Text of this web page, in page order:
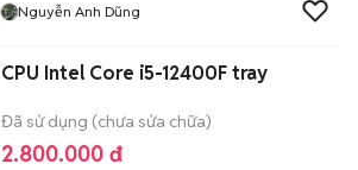
Nguyễn Anh Dũng
CPU Intel Core i5-12400F tray
Đã sử dụng (chưa sửa chữa)
2.800.000 đ